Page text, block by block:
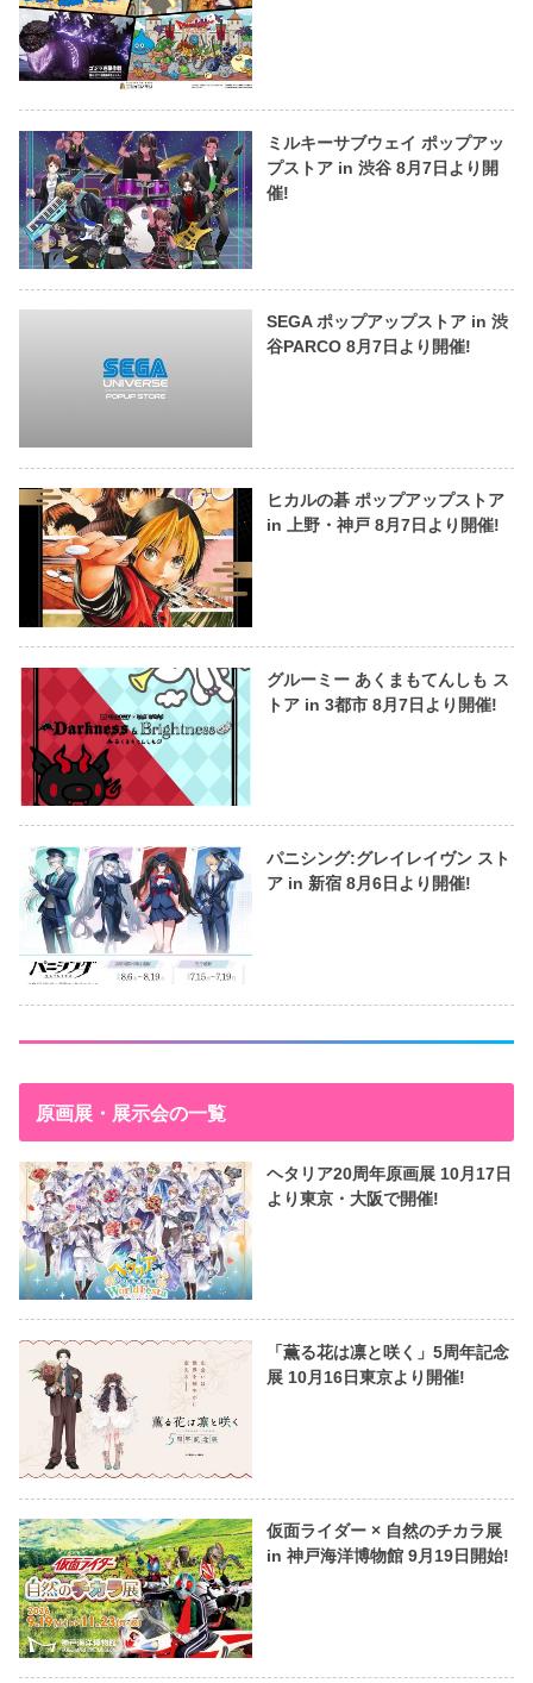
ミルキーサブウェイ ポップアッ
プストア in 渋谷 8月7日より開
催!
SEGA ポップアップストア in 渋
谷PARCO 8月7日より開催!
ヒカルの碁 ポップアップストア
in 上野・神戸 8月7日より開催!
グルーミー あくまもてんしも ス
トア in 3都市 8月7日より開催!
パニシング:グレイレイヴン スト
ア in 新宿 8月6日より開催!
原画展・展示会の一覧
ヘタリア20周年原画展 10月17日
より東京・大阪で開催!
「薫る花は凛と咲く」5周年記念
展 10月16日東京より開催!
仮面ライダー × 自然のチカラ展
in 神戸海洋博物館 9月19日開始!